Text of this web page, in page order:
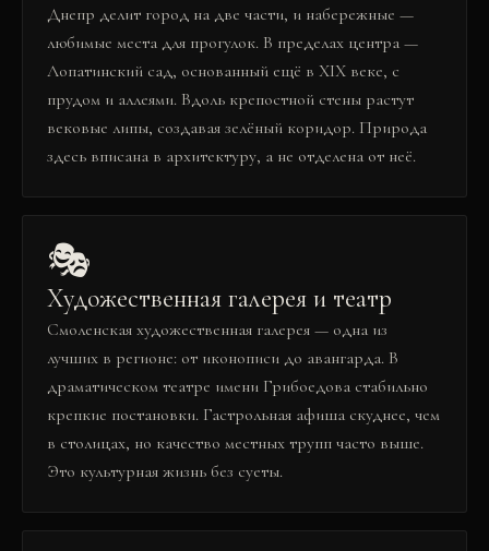
Днепр делит город на две части, и набережные —
любимые места для прогулок. В пределах центра —
Лопатинский сад, основанный ещё в XIX веке, с
прудом и аллеями. Вдоль крепостной стены растут
вековые липы, создавая зелёный коридор. Природа
здесь вписана в архитектуру, а не отделена от неё.
🎭
Художественная галерея и театр
Смоленская художественная галерея — одна из
лучших в регионе: от иконописи до авангарда. В
драматическом театре имени Грибоедова стабильно
крепкие постановки. Гастрольная афиша скуднее, чем
в столицах, но качество местных трупп часто выше.
Это культурная жизнь без суеты.